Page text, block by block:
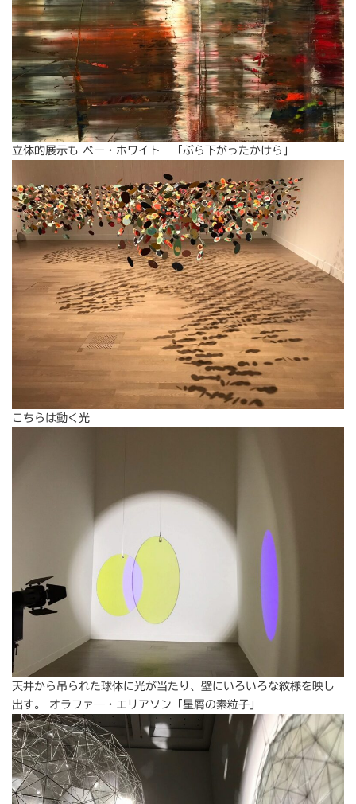
立体的展示も ベー・ホワイト 「ぶら下がったかけら」
こちらは動く光
天井から吊られた球体に光が当たり、壁にいろいろな紋様を映し
出す。 オラファ―・エリアソン「星屑の素粒子」